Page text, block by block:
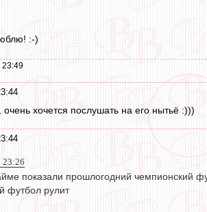
:-)
23:49
хочется послушать на его нытьё :)))
23:26
показали прошлогодний чемпионский
футбол рулит